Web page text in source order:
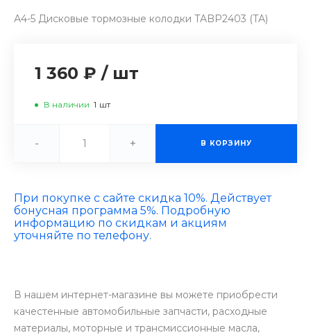
А4-5 Дисковые тормозные колодки TABP2403 (TA)
1 360 ₽ / шт
В наличии 1 шт
- + В КОРЗИНУ
При покупке с сайте скидка 10%. Действует
бонусная программа 5%. Подробную
информацию по скидкам и акциям
уточняйте по телефону.
В нашем интернет-магазине вы можете приобрести
качестенные автомобильные запчасти, расходные
материалы, моторные и трансмиссионные масла,